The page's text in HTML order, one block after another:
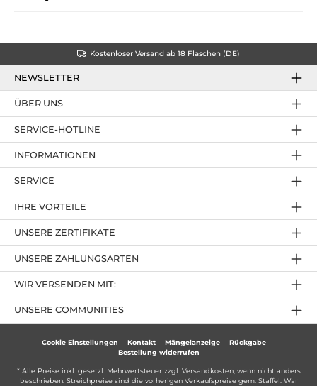
Kostenloser Versand ab 18 Flaschen (DE)
NEWSLETTER
SERVICE-HOTLINE
IHRE VORTEILE
UNSERE ZAHLUNGSARTEN
ÜBER UNS
UNSERE ZERTIFIKATE
INFORMATIONEN
SERVICE
UNSERE COMMUNITIES
WIR VERSENDEN MIT:
Cookie Einstellungen Kontakt Mängelanzeige
Rückgabe
Bestellung widerrufen
* Alle Preise inkl. gesetzl. Mehrwertsteuer zzgl. Versandkosten, wenn nicht anders
beschrieben. Streichpreise sind die vorherigen Verkaufspreise gem. Staffel. War